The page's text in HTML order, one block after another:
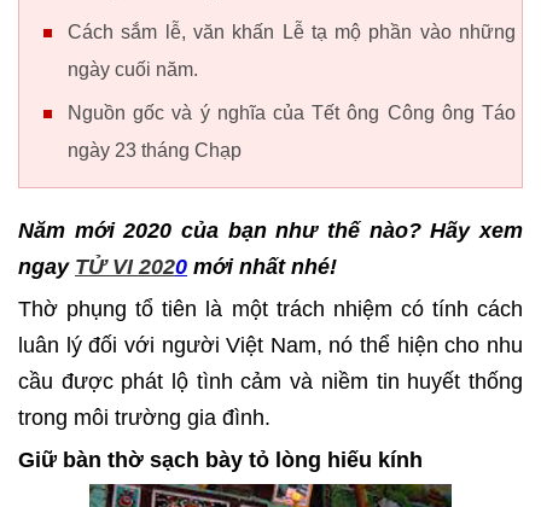
Cách sắm lễ, văn khấn Lễ tạ mộ phần vào những
ngày cuối năm.
Nguồn gốc và ý nghĩa của Tết ông Công ông Táo
ngày 23 tháng Chạp
Năm mới 2020 của bạn như thế nào? Hãy xem
ngay TỬ VI 2020 mới nhất nhé!
Thờ phụng tổ tiên là một trách nhiệm có tính cách
luân lý đối với người Việt Nam, nó thể hiện cho nhu
cầu được phát lộ tình cảm và niềm tin huyết thống
trong môi trường gia đình.
Giữ bàn thờ sạch bày tỏ lòng hiếu kính